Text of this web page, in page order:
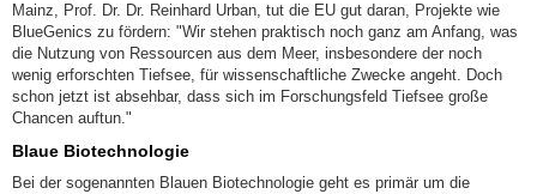
Mainz, Prof. Dr. Dr. Reinhard Urban, tut die EU gut daran, Projekte wie
BlueGenics zu fördern: "Wir stehen praktisch noch ganz am Anfang, was
die Nutzung von Ressourcen aus dem Meer, insbesondere der noch
wenig erforschten Tiefsee, für wissenschaftliche Zwecke angeht. Doch
schon jetzt ist absehbar, dass sich im Forschungsfeld Tiefsee große
Chancen auftun."
Blaue Biotechnologie
Bei der sogenannten Blauen Biotechnologie geht es primär um die